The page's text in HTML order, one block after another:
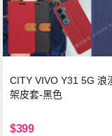
CITY VIVO Y31 5G 浪
架皮套-黑色
$399